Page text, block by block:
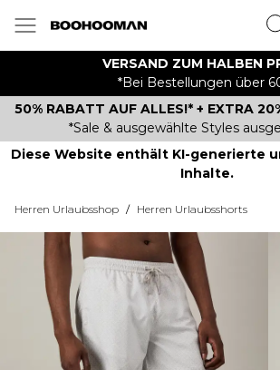
VERSAND ZUM HALBEN
*Bei Bestellungen über
50% RABATT AUF ALLES!* + EXTRA
*Sale & ausgewählte Styles
Diese Website enthält KI-generierte
Inhalte.
Herren Urlaubsshop / Herren Urlaubsshorts